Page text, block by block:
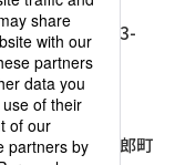
田区平河町1-3-
：03-3263-
市中央区久太郎町